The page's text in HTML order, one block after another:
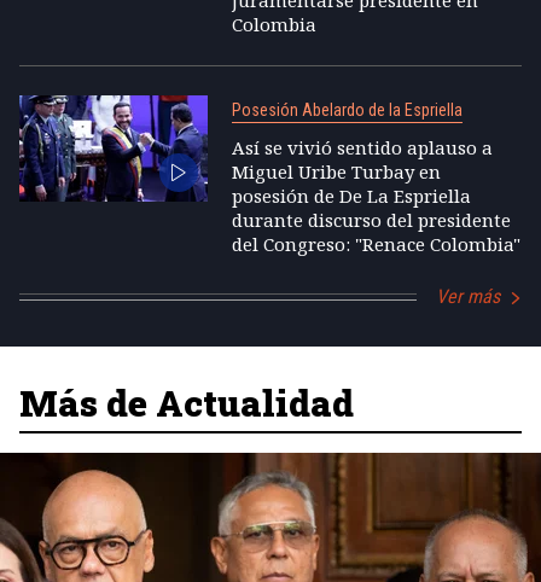
Colombia
Posesión Abelardo de la Espriella
Así se vivió sentido aplauso a
Miguel Uribe Turbay en
posesión de De La Espriella
durante discurso del presidente
del Congreso: "Renace Colombia"
Ver más
Más de Actualidad